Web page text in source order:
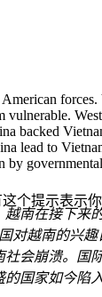
backed
lead to
南在接下
越南的兴
会崩溃。
国家如今陷
个提示表示你